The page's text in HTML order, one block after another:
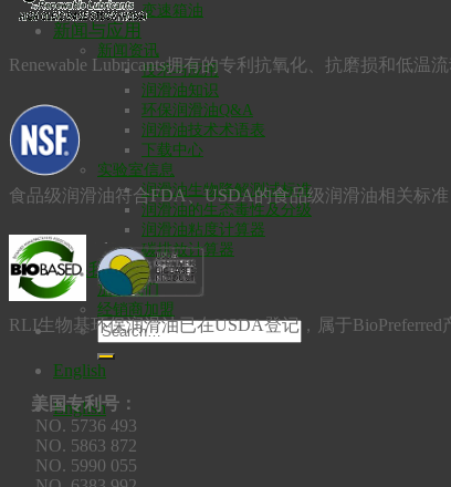
变速箱油
新闻与应用
新闻资讯
技术与应用
润滑油知识
环保润滑油Q&A
润滑油技术术语表
下载中心
实验室信息
润滑油生物降解测试标准
润滑油的生态毒性及分级
润滑油粘度计算器
碳排放计算器
联系我们
加入我们
经销商加盟
English
English
Renewable Lubricants拥有的专利抗氧化、抗磨损和低
食品级润滑油符合FDA、USDA的食品级润滑油相关标
RLI生物基环保润滑油已在USDA登记，属于BioPreferred
美国专利号：
NO. 5736 493
NO. 5863 872
NO. 5990 055